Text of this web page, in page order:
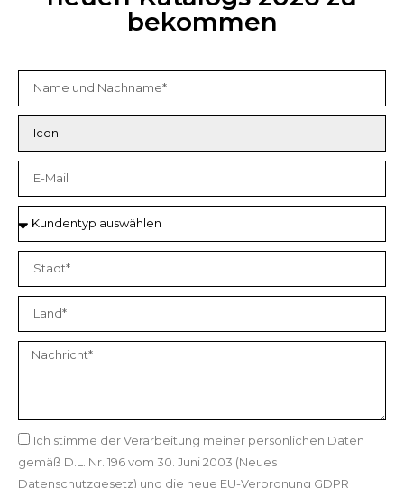
bekommen
Ich stimme der Verarbeitung meiner persönlichen Daten
gemäß D.L. Nr. 196 vom 30. Juni 2003 (Neues
Datenschutzgesetz) und die neue EU-Verordnung GDPR